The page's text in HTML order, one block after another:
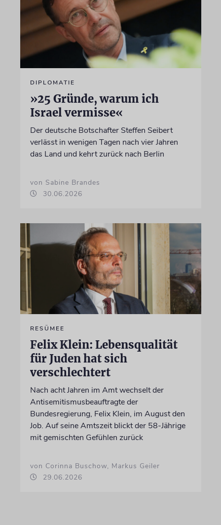
DIPLOMATIE
»25 Gründe, warum ich
Israel vermisse«
Der deutsche Botschafter Steffen Seibert
verlässt in wenigen Tagen nach vier Jahren
das Land und kehrt zurück nach Berlin
von Sabine Brandes
30.06.2026
RESÜMEE
Felix Klein: Lebensqualität
für Juden hat sich
verschlechtert
Nach acht Jahren im Amt wechselt der
Antisemitismusbeauftragte der
Bundesregierung, Felix Klein, im August den
Job. Auf seine Amtszeit blickt der 58-Jährige
mit gemischten Gefühlen zurück
von Corinna Buschow, Markus Geiler
29.06.2026